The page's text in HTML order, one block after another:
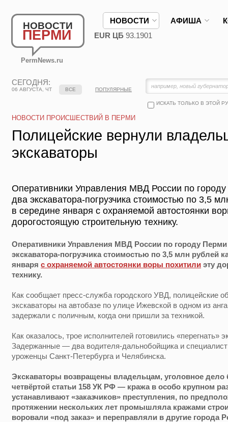
НОВОСТИ
ПЕРМИ
PermNews.ru
НОВОСТИ АФИША
EUR ЦБ 93.1901
СЕГОДНЯ:
06 АВГУСТА, ЧТ
ИСКАТЬ ТОЛЬКО В ЭТОЙ
ВСЕ ПОПУЛЯРНЫЕ
НОВОСТИ ПРОИСШЕСТВИЙ В ПЕРМИ
Полицейские вернули
экскаваторы
Оперативники Управления МВД России по
два экскаватора-погрузчика стоимостью по 3,5
в середине января с охраняемой автостоянки
дорогостоящую строительную технику.
Оперативники Управления МВД России по городу
экскаватора-погрузчика стоимостью по 3,5 млн
января с охраняемой автостоянки воры похитили эту
технику.
Как сообщает пресс-служба городского УВД, полицейские
экскаваторы на автобазе по улице Ижевской в одном из
задержали с поличным, когда они пришли за техникой.
Как оказалось, трое исполнителей готовились «перегнать»
Задержанные — два водителя-дальнобойщика и
уроженцы Санкт-Петербурга и Челябинска.
Экскаваторы возвращены владельцам, уголовное дело
четвёртой статьи 158 УК РФ — кража в особо крупном
устанавливают «заказчиков» преступления, по
протяжении нескольких лет промышляла кражами
воровали «под заказ» и переправляли в другие города